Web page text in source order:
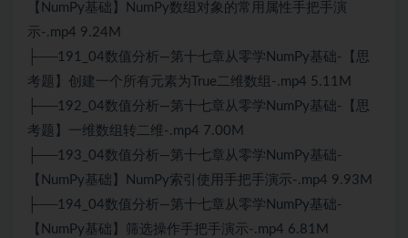
【NumPy基础】NumPy数组对象的常用属性手把手演
示-.mp4 9.24M
├──191_04数值分析—第十七章从零学NumPy基础-【思
考题】创建一个所有元素为True二维数组-.mp4 5.11M
├──192_04数值分析—第十七章从零学NumPy基础-【思
考题】一维数组转二维-.mp4 7.00M
├──193_04数值分析—第十七章从零学NumPy基础-
【NumPy基础】NumPy索引使用手把手演示-.mp4 9.93M
├──194_04数值分析—第十七章从零学NumPy基础-
【NumPy基础】筛选操作手把手演示-.mp4 6.81M